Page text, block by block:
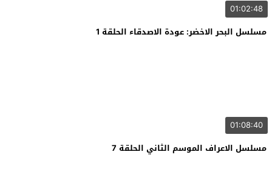
01:02:48
مسلسل البحر الاخضر: عودة الاصدقاء الحلقة 1
01:08:40
مسلسل الاعراف الموسم الثاني الحلقة 7